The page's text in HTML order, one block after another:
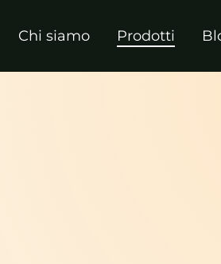
Chi siamo Prodotti